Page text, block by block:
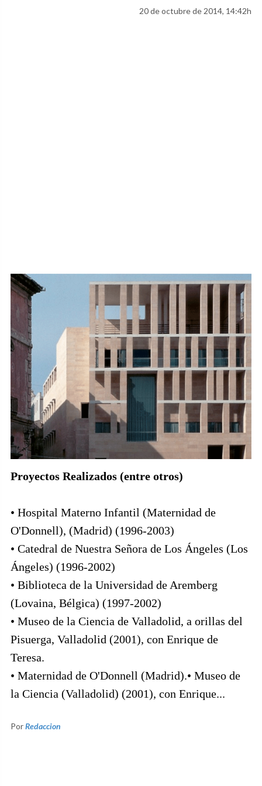
20 de octubre de 2014, 14:42h
Proyectos Realizados (entre otros)
• Hospital Materno Infantil (Maternidad de
O'Donnell), (Madrid) (1996-2003)
• Catedral de Nuestra Señora de Los Ángeles (Los
Ángeles) (1996-2002)
• Biblioteca de la Universidad de Aremberg
(Lovaina, Bélgica) (1997-2002)
• Museo de la Ciencia de Valladolid, a orillas del
Pisuerga, Valladolid (2001), con Enrique de
Teresa.
• Maternidad de O'Donnell (Madrid).• Museo de
la Ciencia (Valladolid) (2001), con Enrique...
PorRedaccion